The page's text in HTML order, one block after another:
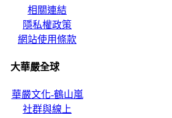
相關連結
隱私權政策
網站使用條款
大華嚴全球
華嚴文化-鶴山嵐
社群與線上